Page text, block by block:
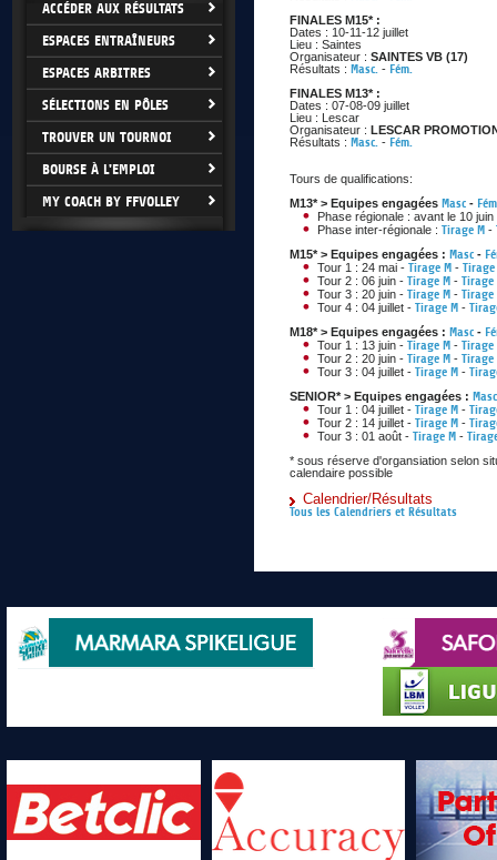
ACCÉDER AUX RÉSULTATS
ESPACES ENTRAÎNEURS
ESPACES ARBITRES
SÉLECTIONS EN PÔLES
TROUVER UN TOURNOI
BOURSE À L'EMPLOI
MY COACH BY FFVOLLEY
FINALES M15* :
Dates : 10-11-12 juillet
Lieu : Saintes
Organisateur : SAINTES VB (17)
Résultats : Masc. - Fém.
FINALES M13* :
Dates : 07-08-09 juillet
Lieu : Lescar
Organisateur : LESCAR
Résultats : Masc. - Fém.
Tours de qualifications:
M13* > Equipes engagées Masc - Fém
Phase régionale : avant le 10 juin
Phase inter-régionale : Tirage M -
M15* > Equipes engagées : Masc -
Tour 1 : 24 mai - Tirage M - Tirage
Tour 2 : 06 juin - Tirage M - Tirage
Tour 3 : 20 juin - Tirage M - Tirage
Tour 4 : 04 juillet - Tirage M -
M18* > Equipes engagées : Masc -
Tour 1 : 13 juin - Tirage M - Tirage
Tour 2 : 20 juin - Tirage M - Tirage
Tour 3 : 04 juillet - Tirage M -
SENIOR* > Equipes engagées : Masc
Tour 1 : 04 juillet - Tirage M -
Tour 2 : 14 juillet - Tirage M -
Tour 3 : 01 août - Tirage M -
* sous réserve d'organsiation selon
calendaire possible
Calendrier/Résultats
Tous les Calendriers et Résultats